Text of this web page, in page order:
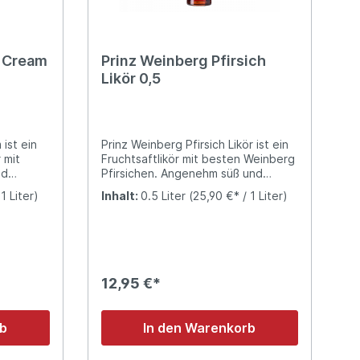
pur,
ist ein
mit
mit
Liter)
Prinz Weinberg Pfirsich
Likör 0,5
Prinz Weinberg Pfirsich Likör ist ein
Fruchtsaftlikör mit besten Weinberg
Pfirsichen. Angenehm süß und
ein perfektes Sommergetränk.
Inhalt: 0.5 Liter (25,90 €* / 1 Liter)
12,95 €*
In den Warenkorb